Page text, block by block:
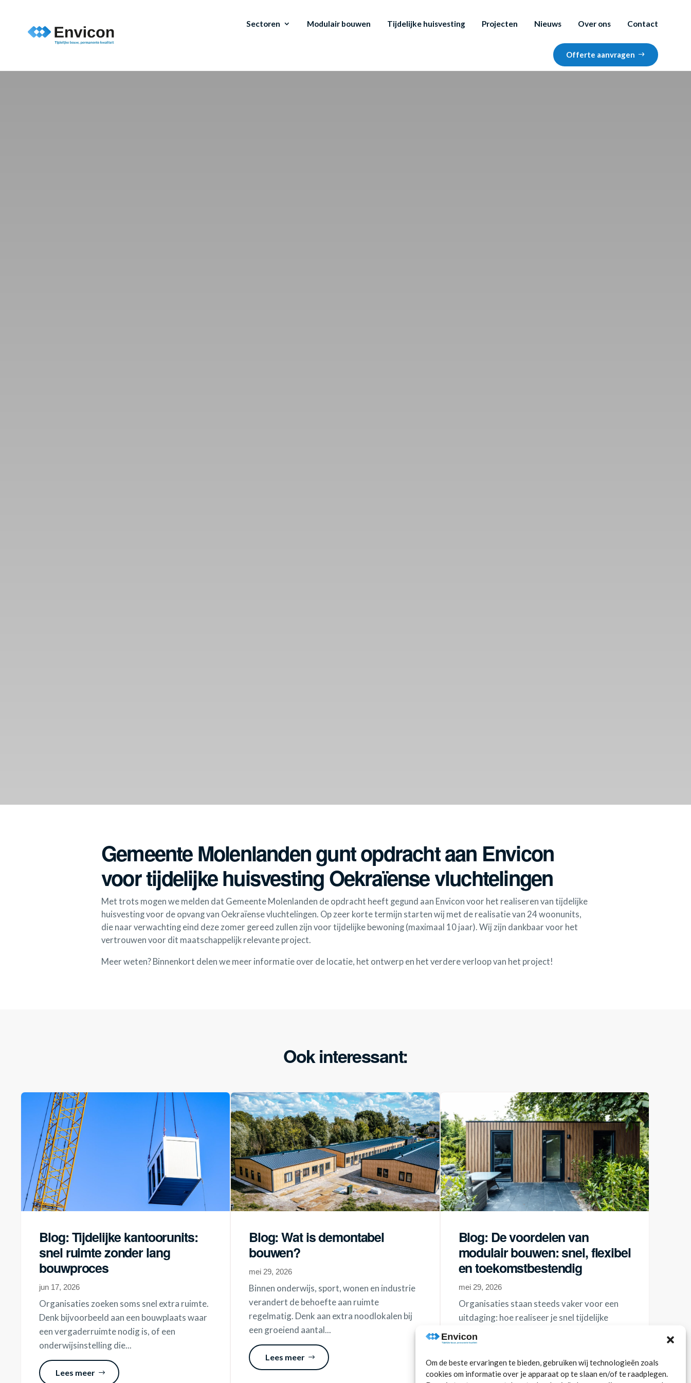
Om de beste ervaringen te bieden, gebruiken wij technologieën zoals
cookies om informatie over je apparaat op te slaan en/of te raadplegen.
Sectoren Modulair bouwen Tijdelijke huisvesting Projecten Nieuws Over ons Contact
Offerte aanvragen
Gemeente Molenlanden gunt opdracht aan Envicon
voor tijdelijke huisvesting Oekraïense vluchtelingen
Met trots mogen we melden dat Gemeente Molenlanden de opdracht heeft gegund aan Envicon voor het realiseren van tijdelijke
huisvesting voor de opvang van Oekraïense vluchtelingen. Op zeer korte termijn starten wij met de realisatie van 24 woonunits,
die naar verwachting eind deze zomer gereed zullen zijn voor tijdelijke bewoning (maximaal 10 jaar). Wij zijn dankbaar voor het
vertrouwen voor dit maatschappelijk relevante project.
Meer weten? Binnenkort delen we meer informatie over de locatie, het ontwerp en het verdere verloop van het project!
Ook interessant:
Blog: Tijdelijke kantoorunits:
snel ruimte zonder lang
bouwproces
jun 17, 2026
Organisaties zoeken soms snel extra ruimte.
Denk bijvoorbeeld aan een bouwplaats waar
een vergaderruimte nodig is, of een
onderwijsinstelling die...
Lees meer
Blog: Wat is demontabel
bouwen?
mei 29, 2026
Binnen onderwijs, sport, wonen en industrie
verandert de behoefte aan ruimte
regelmatig. Denk aan extra noodlokalen bij
een groeiend aantal...
Lees meer
Blog: De voordelen van
modulair bouwen: snel, flexibel
en toekomstbestendig
mei 29, 2026
Organisaties staan steeds vaker voor een
uitdaging: hoe realiseer je snel tijdelijke
huisvesting, zonder in te leveren op
uitstraling en...
Lees meer